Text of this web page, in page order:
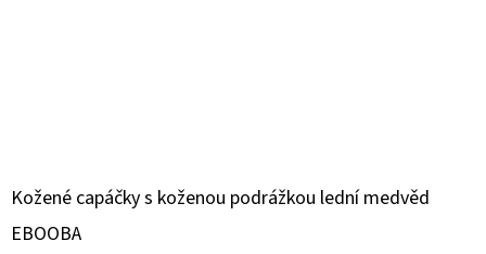
Kožené capáčky s koženou podrážkou lední medvěd
EBOOBA